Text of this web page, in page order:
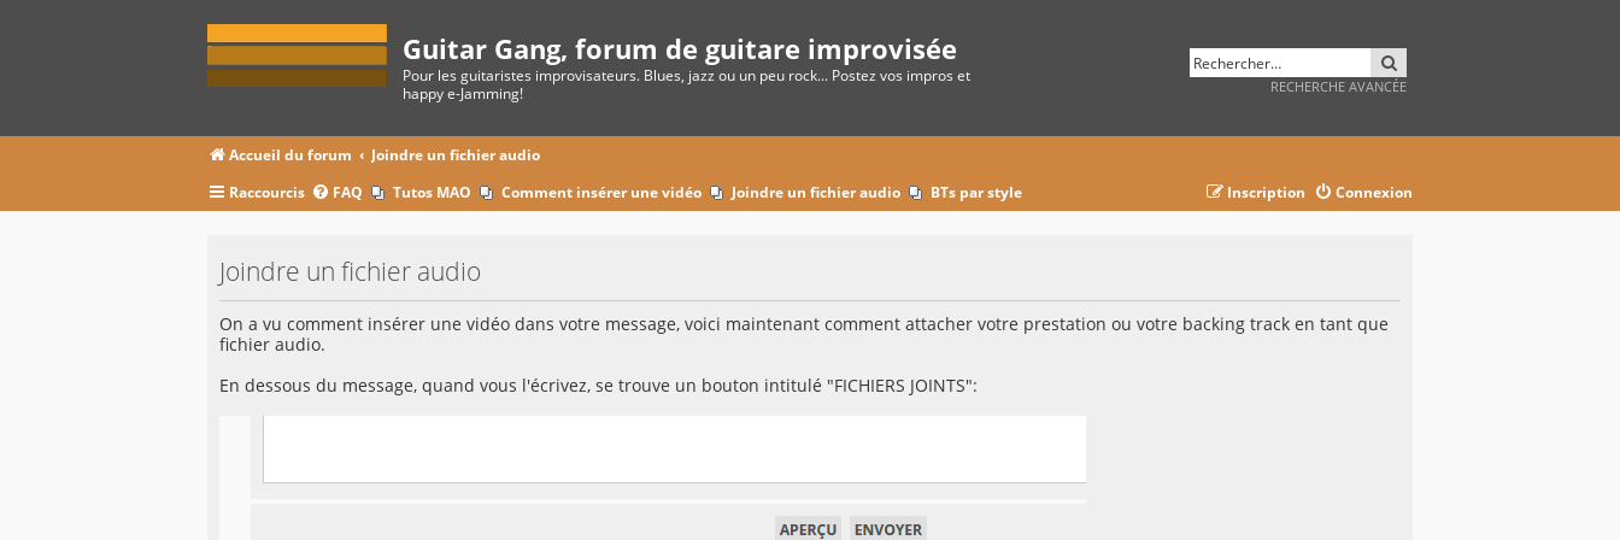
Guitar Gang, forum de guitare improvisée
Pour les guitaristes improvisateurs. Blues, jazz ou un peu rock... Postez vos impros et
happy e-Jamming!
RECHERCHE AVANCÉE
Accueil du forum
Joindre un fichier audio
Raccourcis
FAQ Tutos MAO Comment insérer une vidéo Joindre un fichier audio BTs par style Connexion
Inscription
Joindre un fichier audio
On a vu comment insérer une vidéo dans votre message, voici maintenant comment attacher votre prestation ou votre backing track en tant que
fichier audio.
En dessous du message, quand vous l'écrivez, se trouve un bouton intitulé "FICHIERS JOINTS":